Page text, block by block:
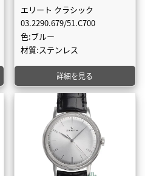
エリート クラシック
03.2290.679/51.C700
色:ブルー
材質:ステンレス
詳細を見る